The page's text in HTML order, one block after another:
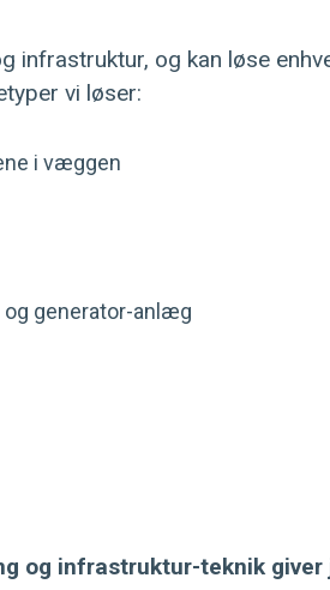
infrastruktur, og kan løse
vi løser:
i væggen
generator-anlæg
og infrastruktur-teknik giver